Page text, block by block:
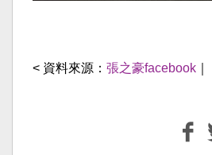
< 資料來源： 張之豪facebook